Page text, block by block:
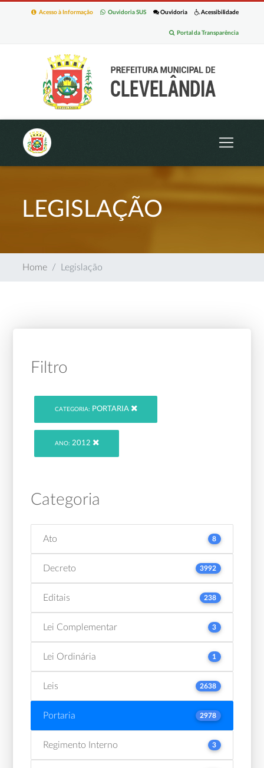
Acessibilidade
Ouvidoria
Ouvidoria SUS
Acesso à Informação
Portal da Transparência
LEGISLAÇÃO
Home Legislação
Filtro
CATEGORIA: PORTARIA
ANO: 2012
Categoria
Ato 8
Decreto 3992
Editais 238
Lei Complementar 3
Lei Ordinária 1
Leis 2638
Portaria 2978
Regimento Interno 3